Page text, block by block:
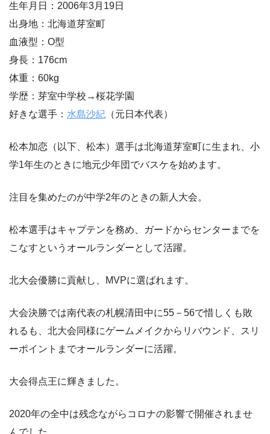
生年月日：2006年3月19日
出身地：北海道芽室町
血液型：O型
身長：176cm
体重：60kg
学歴：芽室中学校→桜花学園
好きな選手： 水島沙紀 （元日本代表）
松本加恋（以下、松本）選手は北海道芽室町に生まれ、小
学1年生のときに地元少年団でバスケを始めます。
注目を集めたのが中学2年のときの新人大会。
松本選手はキャプテンを務め、ガードからセンターまでを
こなすというオールランダーとして活躍。
北大会優勝に貢献し、MVPに選ばれます。
大会決勝では南代表の札幌清田中に55－56で惜しくも敗
れるも、北大会同様にゲームメイクからリバウンド、スリ
ーポイントまでオールランダーに活躍。
大会得点王に輝きました。
2020年の全中は残念ながらコロナの影響で開催されませ
んでした。